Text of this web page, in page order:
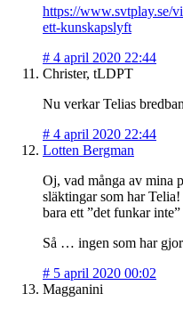
https://www.svtplay.se/
ett-kunskapslyft
# 4 april 2020 22:44
Christer, tLDPT
Nu verkar Telias
# 4 april 2020 22:44
Lotten Bergman
Oj, vad många av mina
släktingar som har
bara ett ”det funkar
Så … ingen som har
# 5 april 2020 00:02
Magganini